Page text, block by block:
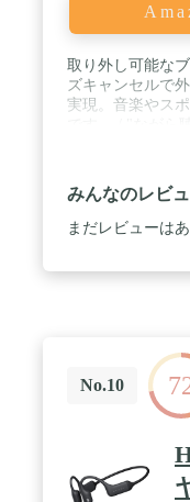
取り外し可能な
ズキャンセルで
実現。音楽やス
ライバーとバラ
み合わせで、全
/ AVIOT独自の
体をしっかりサ
ウムバンドが、
防、USB Type-C
ル、ケース、
接続しづらい場
ン本体が反応し
する場合がござ
上、リセットを
みんなのレビ
まだレビューは
No.10